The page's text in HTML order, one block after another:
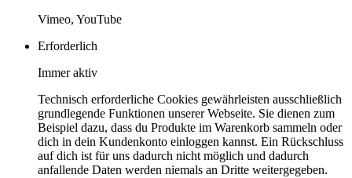
Vimeo, YouTube
Erforderlich
Immer aktiv
Technisch erforderliche Cookies gewährleisten ausschließlich
grundlegende Funktionen unserer Webseite. Sie dienen zum
Beispiel dazu, dass du Produkte im Warenkorb sammeln oder
dich in dein Kundenkonto einloggen kannst. Ein Rückschluss
auf dich ist für uns dadurch nicht möglich und dadurch
anfallende Daten werden niemals an Dritte weitergegeben.